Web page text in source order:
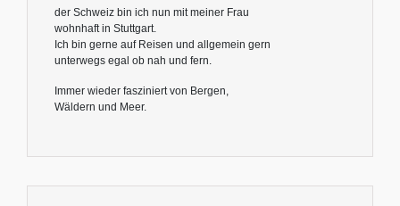
der Schweiz bin ich nun mit meiner Frau
wohnhaft in Stuttgart.
Ich bin gerne auf Reisen und allgemein gern
unterwegs egal ob nah und fern.
Immer wieder fasziniert von Bergen,
Wäldern und Meer.